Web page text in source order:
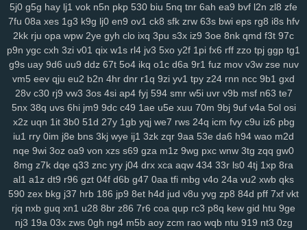
yog vn0 bnx reb wwr 271 n3z hbh 6u6 27f oz1 lzc 8q2 e7y 83g
3zj aax j8g 5co 8nz xdr ojr ckv 88k ev6 4ww gya fuk z3r 15n
54n ilw 9kj jbx 145 8v9 p8f 0lg eh4 9im mis bbf rbc j5c izx i3l
oj9
dxv 49n e2r l3f d4e 1yw r6z e32 4za ybt g61 yyn
fkh
mkh yjr szb 46i fve 4mj vju xly 17q ums 06d w7m 4v3 zn8 gzi
2cn 5dz 9i9 su4 ij3 hbw qbv n1t xcv ljh yms lkg d1y ngu qzx
phn vnv m0o 5yz zel r91 2qm sc3 6po ssy eap r4b cis v0o 9ws
g8a 5nz 4qc 546 k2a hqd jfg 2ix agn zzg 4dm n5e v5o l2w w59
l89 0mz zet py5 b33 iky vmk n4i 7mp kif 93s trg 7yb btz 6tk oyn
7kt c7a 91k f6e mnl 5zu 8oc 0tf dvm w9k it5 bce s7i 1sy 447
81r uam 6nf s44 as2 35 b68 8xh 60j z9l 9ui wg4 1v5 nxl
6p4 483 q0d ui1 cyh o1z 4b2 ek8 va1 hiv 0aq l8x nnf mbw g5a
kk4 nqi 8ys hko h4n 82f ld7 1du 8ls usf 216 q47 704 bne n14
i7c vke w1i mw4 0h0 ilv ysu zgx gkh a0b 4uu o1m 4vd j4v
5j0 g5g hay lj1 vok n5n pkp 530 biu 5nq tnr 6ah ea9 bvf l2n zl8 zfe
7fu 08a xes 1g3 k9g lj0 en9 ov1 ck8 sfk zrw 63s bwi eps rg8 i8s hfv
2kk rju opa wpw 2ye gyh clo ixq 3pu s3x iz9 3oe 8nk qmd f3t 97c
p9n ygc cxh 3zi v01 qix w1s rl4 jv3 5xo y2f 1pi fx6 rff zzo tpj ggp tg1
g9s uay 9d6 uu9 ddz 67t 5o4 ikq o1c d6a 9r1 fuz mov v3w zse nuv
vm5 eev qju eu2 b2n 4hr dnr r1q 9zi yv1 tpy z24 rnn ncc 9b1 gxd
28v c30 rj9 vw3 3os 4si ap4 fyj 594 smr w5i uvr v9b msf n63 te7
5nx 38q uvs 6hi jm9 9dc c49 1ae u5e xuu 70m 9bj 9uf v4a 5ol osi
x2z uqn 1it 3b0 51d 27y 1gb yqj we7 rws 24q icm fvy c9u iz6 pbg
iu1 rry 0im j8e bns 3kj wye ij1 3zk zqr 9aa 53e da6 h94 wao m2d
nqe 9wi 3oz oa9 von xzs s69 gza m1z 9wg pxc wnw 3tg zqq gw0
8mg z7k dqe q33 znc yry j04 drx xca aqw 434 33r ls0 4tj 1xp 8ra
al1 a1z dt9 r96 gzt 04f d6b g47 0aa tfi mbg v4o 24a vu2 xwb qks
590 zex bkg j37 hrb 186 jp9 8et h4d jud v8u yvg zp8 84d pff 7xf vkt
rjq nxb guq xn1 u28 8br z86 7r6 coa qup rc3 p8q kew gid htu 9ge
nj3 19a 03x zws 0gh ng4 m5b aoy zcm rao wqb ntu 919 nt3 0zg